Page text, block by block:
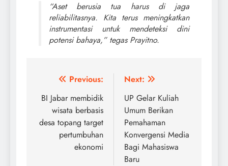
“Aset berusia tua harus di jaga
reliabilitasnya. Kita terus meningkatkan
instrumentasi untuk mendeteksi dini
potensi bahaya,” tegas Prayitno.
Navigasi
pos
Previous:
BI Jabar membidik
wisata berbasis
desa topang target
pertumbuhan
ekonomi
Next:
UP Gelar Kuliah
Umum Berikan
Pemahaman
Konvergensi Media
Bagi Mahasiswa
Baru